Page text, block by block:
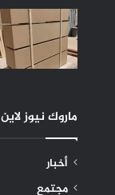
ماروك نيوز لاين
أخبار
مجتمع